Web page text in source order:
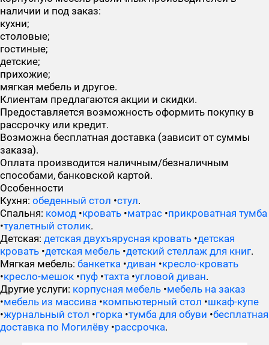
наличии и под заказ:
кухни;
столовые;
гостиные;
детские;
прихожие;
мягкая мебель и другое.
Клиентам предлагаются акции и скидки.
Предоставляется возможность оформить покупку в
рассрочку или кредит.
Возможна бесплатная доставка (зависит от суммы
заказа).
Оплата производится наличным/безналичным
способами, банковской картой.
Особенности
Кухня: обеденный стол •стул.
Спальня: комод •кровать •матрас •прикроватная тумба
•туалетный столик.
Детская: детская двухъярусная кровать •детская
кровать •детская мебель •детский стеллаж для книг.
Мягкая мебель: банкетка •диван •кресло-кровать
•кресло-мешок •пуф •тахта •угловой диван.
Другие услуги: корпусная мебель •мебель на заказ
•мебель из массива •компьютерный стол •шкаф-купе
•журнальный стол •горка •тумба для обуви •бесплатная
доставка по Могилёву •рассрочка.